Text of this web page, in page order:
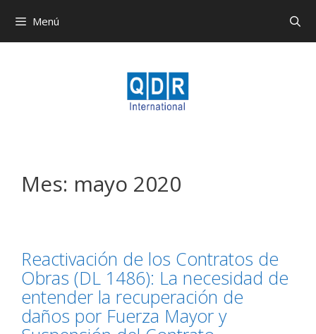
Menú
Mes: mayo 2020
Reactivación de los Contratos de
Obras (DL 1486): La necesidad de
entender la recuperación de
daños por Fuerza Mayor y